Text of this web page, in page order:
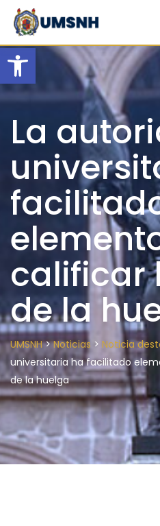
Open toolbar
Skip
content
La
calificar
de la
UMSNH>Noticias > Noticia
universitaria ha facilitado
de la huelga